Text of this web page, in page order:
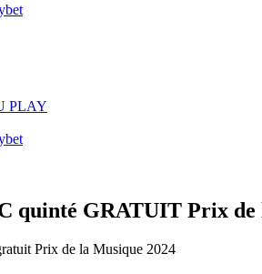
PLAY
quinté GRATUIT Prix